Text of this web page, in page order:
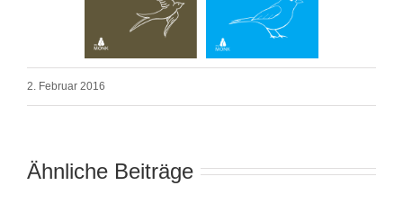
2. Februar 2016
Ähnliche Beiträge